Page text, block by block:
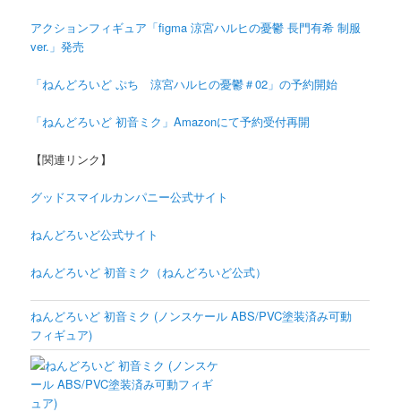
アクションフィギュア「figma 涼宮ハルヒの憂鬱 長門有希 制服
ver.」発売
「ねんどろいど ぷち 涼宮ハルヒの憂鬱＃02」の予約開始
「ねんどろいど 初音ミク」Amazonにて予約受付再開
【関連リンク】
グッドスマイルカンパニー公式サイト
ねんどろいど公式サイト
ねんどろいど 初音ミク（ねんどろいど公式）
ねんどろいど 初音ミク (ノンスケール ABS/PVC塗装済み可動
フィギュア)